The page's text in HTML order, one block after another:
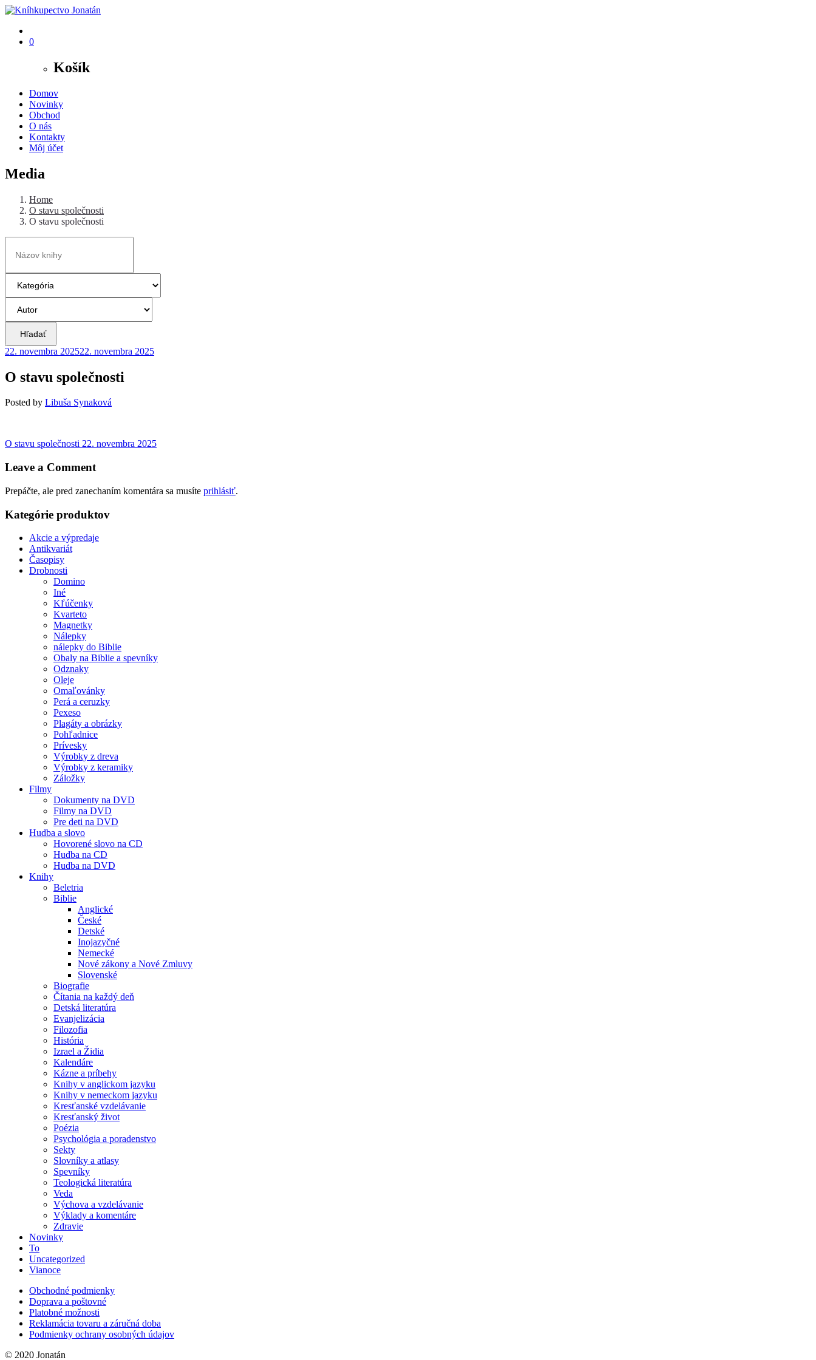
0
Košík
Domov
Novinky
Obchod
O nás
Kontakty
Môj účet
Media
Home
O stavu společnosti
O stavu společnosti
Hľadať
22. novembra 202522. novembra 2025
O stavu společnosti
Posted by Libuša Synaková
Navigácia
v
O stavu společnosti Previous
22. novembra 2025
Leave a Comment
Prepáčte, ale pred zanechaním komentára sa musíte prihlásiť.
Kategórie produktov
Akcie a výpredaje
Antikvariát
Časopisy
Drobnosti
Domino
Iné
Kľúčenky
Kvarteto
Magnetky
Nálepky
nálepky do Biblie
Obaly na Biblie a spevníky
Odznaky
Oleje
Omaľovánky
Perá a ceruzky
Pexeso
Plagáty a obrázky
Pohľadnice
Prívesky
Výrobky z dreva
Výrobky z keramiky
Záložky
Filmy
Dokumenty na DVD
Filmy na DVD
Pre deti na DVD
Hudba a slovo
Hovorené slovo na CD
Hudba na CD
Hudba na DVD
Knihy
Beletria
Biblie
Anglické
České
Detské
Inojazyčné
Nemecké
Nové zákony a Nové Zmluvy
Slovenské
Biografie
Čítania na každý deň
Detská literatúra
Evanjelizácia
Filozofia
História
Izrael a Židia
Kalendáre
Kázne a príbehy
Knihy v anglickom jazyku
Knihy v nemeckom jazyku
Kresťanské vzdelávanie
Kresťanský život
Poézia
Psychológia a poradenstvo
Sekty
Slovníky a atlasy
Spevníky
Teologická literatúra
Veda
Výchova a vzdelávanie
Výklady a komentáre
Zdravie
Novinky
To
Uncategorized
Vianoce
Obchodné podmienky
Doprava a poštovné
Platobné možnosti
Reklamácia tovaru a záručná doba
Podmienky ochrany osobných údajov
© 2020 Jonatán